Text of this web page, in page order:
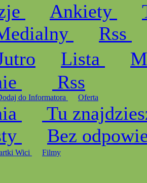
Ankiety
Rss
Lista
Rss
do Informatora Oferta
Tu
Bez
Wici Filmy